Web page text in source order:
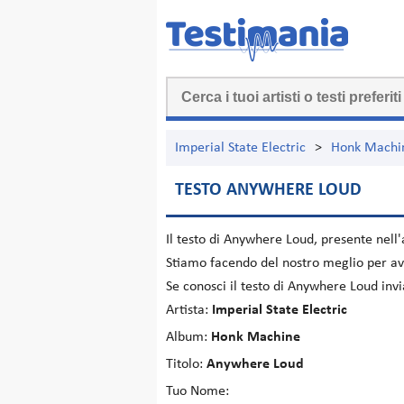
Imperial State Electric > Honk
TESTO ANYWHERE LOUD
Il testo di Anywhere Loud, presente
Stiamo facendo del nostro meglio per
Se conosci il testo di Anywhere Loud
Artista:
Imperial State Electric
Album: Honk Machine
Titolo: Anywhere Loud
Tuo Nome: